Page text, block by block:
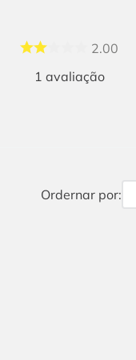
2.00
1 avaliação
Ordernar por: